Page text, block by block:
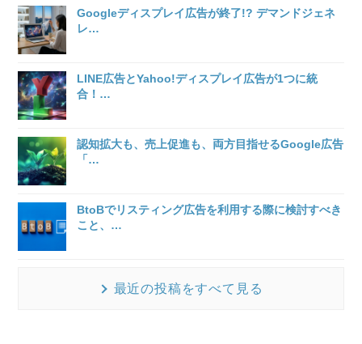
Googleディスプレイ広告が終了!? デマンドジェネ
レ…
LINE広告とYahoo!ディスプレイ広告が1つに統
合！ …
認知拡大も、売上促進も、両方目指せるGoogle広告
「…
BtoBでリスティング広告を利用する際に検討すべき
こと、 …
最近の投稿をすべて見る